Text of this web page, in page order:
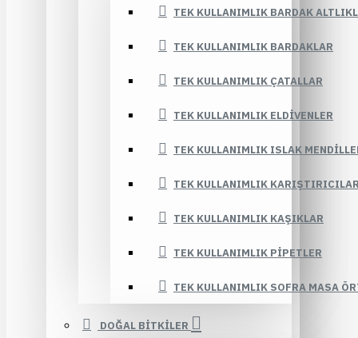
TEK KULLANIMLIK BARDAK
TEK KULLANIMLIK BARDAKLAR
TEK KULLANIMLIK ÇATALLAR
TEK KULLANIMLIK ELDIVENLER
TEK KULLANIMLIK ISLAK
TEK KULLANIMLIK
TEK KULLANIMLIK KAŞIKLAR
TEK KULLANIMLIK PIPETLER
TEK KULLANIMLIK SOFRA MASA
DOĞAL BİTKİLER